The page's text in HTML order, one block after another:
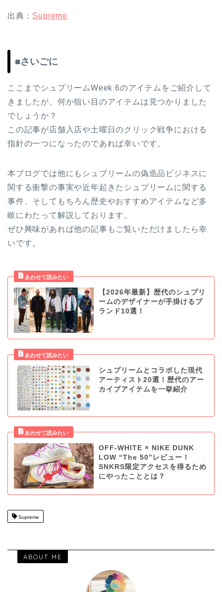
出典： Supreme
■さいごに
ここまでシュプリームWeek 6のアイテムをご紹介して
きましたが、何か狙い目のアイテムは見つかりました
でしょうか？
この記事が店舗入店や土曜日のクリック戦争における
指針の一つになったのであれば幸いです。
本ブログでは他にもシュプリームの偽造品ビジネスに
関する衝撃の事実や近年起きたシュプリームに関する
事件、そしてもちろん歴史やおすすめアイテムなど多
岐にわたって解説しております。
ぜひ興味があれば他の記事もご覧いただけましたら幸
いです。
【2026年最新】歴代のシュプリ
ームのデザイナーが手掛けるブ
ランド10選！
シュプリームとコラボした現代
アーティスト20選！歴代のアー
カイブアイテムを一挙紹介
OFF-WHITE × NIKE DUNK
LOW “The 50”レビュー！
SNKRS限定アクセスを得るため
にやったこととは？
Supreme
ABOUT ME